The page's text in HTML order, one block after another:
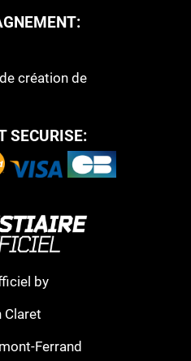
création de
SECURISE:
by
Claret
Ferrand